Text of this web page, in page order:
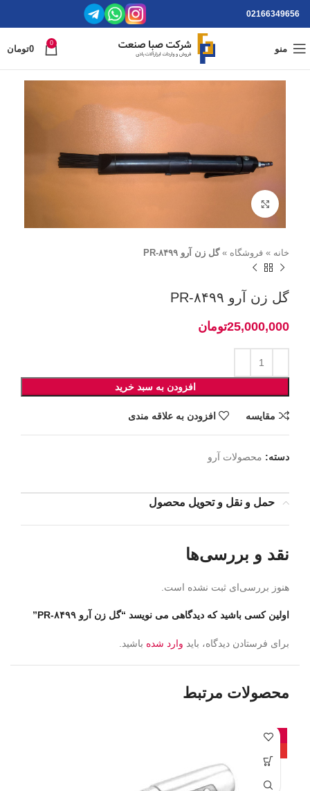
02166349656
منو
0
0تومان
خانه » فروشگاه »گل زن آرو ۸۴۹۹-PR
گل زن آرو ۸۴۹۹-PR
تومان
افزودن به سبد خرید
مقايسه افزودن به علاقه مندی
دسته: محصولات آرو
حمل و نقل و تحویل محصول
نقد و بررسی‌ها
هنوز بررسی‌ای ثبت نشده است.
اولین کسی باشید که دیدگاهی می نویسد “گل زن آرو ۸۴۹۹-PR”
برای فرستادن دیدگاه، باید وارد شده باشید.
محصولات مرتبط
-4%